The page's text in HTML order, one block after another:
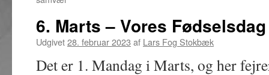
6. Marts – Vores Fødselsdag
Udgivet28. februar 2023 af Lars Fog Stokbæk
Det er 1. Mandag i Marts, og her